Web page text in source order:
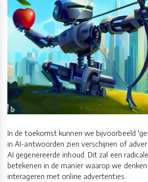
In de toekomst kunnen we bijvoorbeeld
in AI-antwoorden zien verschijnen of
AI gegenereerde inhoud. Dit zal een
betekenen in de manier waarop we
interageren met online advertenties.